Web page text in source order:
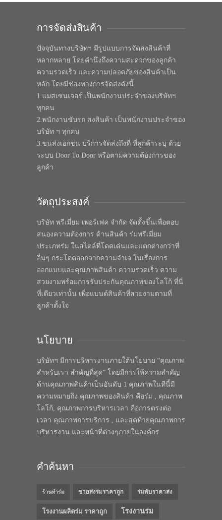
การจัดส่งสินค้า
ปัจจุบันทางบริษัทฯ มีรูปแบบการจัดส่งสินค้าที่
หลากหลาย โดยคำนึงถึงความสะดวกของลูกค้า
ความรวดเร็ว และความปลอดภัยของสินค้าเป็น
หลัก โดยมีช่องทางการจัดส่งดังนี้
1.แมสเซนเจอร์ เป็นพนักงานประจำของบริษัทฯ
ทุกคน
2.พนักงานขับรถ ส่งสินค้า เป็นพนักงานประจำของ
บริษัท ฯ ทุกคน
3.ขนส่งเอกชน บริการจัดส่งถึงที่ ที่ลูกค้าระบุ ด้วย
ระบบ Door To Door หรือตามความต้องการของ
ลูกค้า
วัตถุประสงค์
บริษัท พรีเมี่ยม เพอร์เฟค จำกัด จัดตั้งขึ้นเพื่อตอบ
สนองความต้องการ ด้านสินค้า ร่มพรีเมี่ยม
ประเภทร่ม ในสไตล์ที่โดดเด่นและแตกต่างกว่าที่
อื่นๆ กระโดดออกจากความจำเจ ในเรื่องการ
ออกแบบและคุณภาพสินค้า ความรวดเร็ว ความ
สวยงามพร้อมการรับประกันคุณภาพของโลโก้ ที่นี่
ที่เดียวเท่านั้น เพื่อแบนด์สินค้าที่สวยงามตามที่
ลูกค้าตั้งใจ
นโยบาย
บริษัทฯ มีการบริหารงานภายใต้นโยบาย “คุณภาพ
สำหรับเรา สำคัญที่สุด” โดยมีการให้ความสำคัญ
ด้านคุณภาพสินค้าเป็นอันดับ 1 คุณภาพในทีนี้มี
ความหมายถึง คุณภาพของสินค้า คือร่ม , คุณภาพ
โลโก้, คุณภาพการบริหารเวลา คือการตรงต่อ
เวลา คุณภาพการบริการ , และสุดท้ายคุณภาพการ
บริหารงาน และหน้าที่ต่างๆภายในองค์กร
คำค้นหา
ร้านทำร่ม ขายส่งร่มราคาถูก ร่มพับราคาส่ง
โรงงานผลิตร่ม ราคาถูก โรงงานร่ม